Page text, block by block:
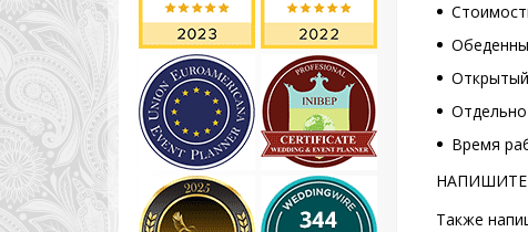
Время
НАПИШИТЕ
Также